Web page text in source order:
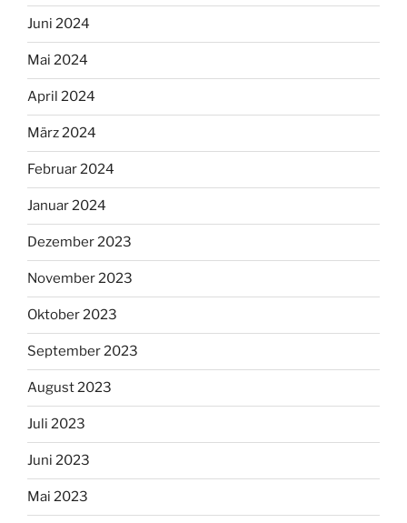
Juni 2024
Mai 2024
April 2024
März 2024
Februar 2024
Januar 2024
Dezember 2023
November 2023
Oktober 2023
September 2023
August 2023
Juli 2023
Juni 2023
Mai 2023